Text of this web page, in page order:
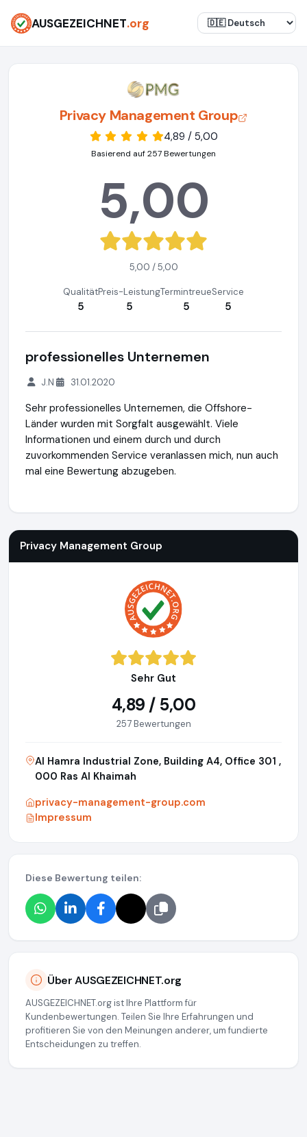
AUSGEZEICHNET.org
Privacy Management Group
4,89 / 5,00
Basierend auf 257 Bewertungen
5,00
5,00 / 5,00
Qualität
5
Preis-Leistung
5
Termintreue
5
Service
5
professionelles Unternemen
J.N 31.01.2020
Sehr professionelles Unternemen, die Offshore-
Länder wurden mit Sorgfalt ausgewählt. Viele
Informationen und einem durch und durch
zuvorkommenden Service veranlassen mich, nun auch
mal eine Bewertung abzugeben.
Privacy Management Group
Sehr Gut
4,89 / 5,00
257 Bewertungen
Al Hamra Industrial Zone, Building A4, Office 301 ,
000 Ras Al Khaimah
privacy-management-group.com
Impressum
Diese Bewertung teilen:
Über AUSGEZEICHNET.org
AUSGEZEICHNET.org ist Ihre Plattform für
Kundenbewertungen. Teilen Sie Ihre Erfahrungen und
profitieren Sie von den Meinungen anderer, um fundierte
Entscheidungen zu treffen.